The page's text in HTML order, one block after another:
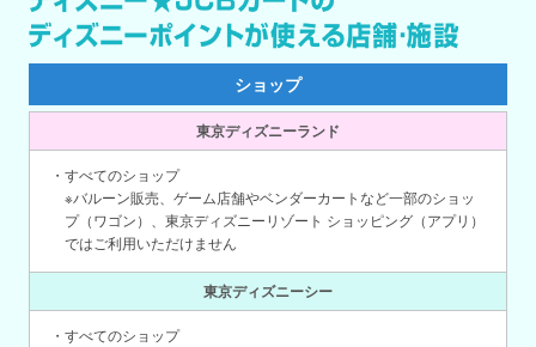
ショップ
東京ディズニーランド
・すべてのショップ
※バルーン販売、ゲーム店舗やベンダーカートなど一部のショッ
プ（ワゴン）、東京ディズニーリゾート ショッピング（アプリ）
ではご利用いただけません
東京ディズニーシー
・すべてのショップ